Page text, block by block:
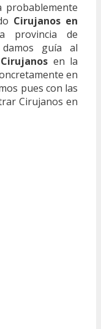
probablemente
Cirujanos en
provincia de
guía al
en la
en
pues con las
Cirujanos en